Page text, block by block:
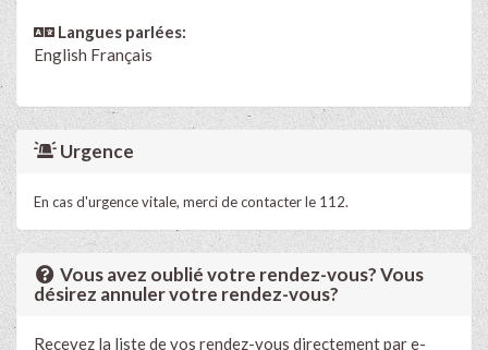
Langues parlées:
English Français
Urgence
En cas d'urgence vitale, merci de contacter le 112.
Vous avez oublié votre rendez-vous? Vous
désirez annuler votre rendez-vous?
Recevez la liste de vos rendez-vous directement par e-